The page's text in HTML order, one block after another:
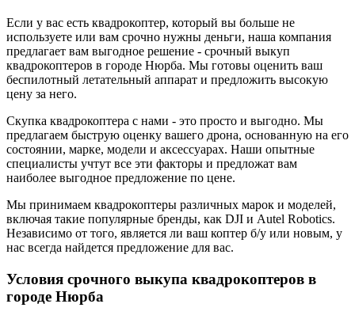
Если у вас есть квадрокоптер, который вы больше не
используете или вам срочно нужны деньги, наша компания
предлагает вам выгодное решение - срочный выкуп
квадрокоптеров в городе Нюрба. Мы готовы оценить ваш
беспилотный летательный аппарат и предложить высокую
цену за него.
Скупка квадрокоптера с нами - это просто и выгодно. Мы
предлагаем быструю оценку вашего дрона, основанную на его
состоянии, марке, модели и аксессуарах. Наши опытные
специалисты учтут все эти факторы и предложат вам
наиболее выгодное предложение по цене.
Мы принимаем квадрокоптеры различных марок и моделей,
включая такие популярные бренды, как DJI и Autel Robotics.
Независимо от того, является ли ваш коптер б/у или новым, у
нас всегда найдется предложение для вас.
Условия срочного выкупа квадрокоптеров в
городе Нюрба